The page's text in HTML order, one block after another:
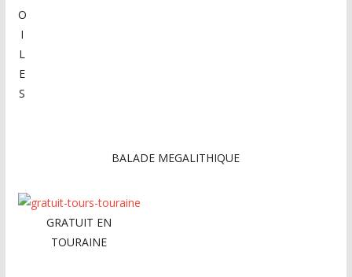
O
I
L
E
S
BALADE MEGALITHIQUE
GRATUIT EN
TOURAINE